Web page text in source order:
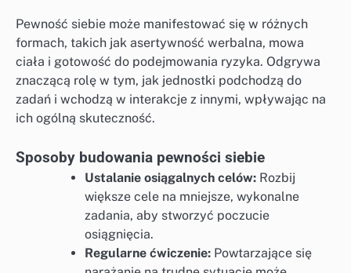
Pewność siebie może manifestować się w różnych
formach, takich jak asertywność werbalna, mowa
ciała i gotowość do podejmowania ryzyka. Odgrywa
znaczącą rolę w tym, jak jednostki podchodzą do
zadań i wchodzą w interakcje z innymi, wpływając na
ich ogólną skuteczność.
Sposoby budowania pewności siebie
Ustalanie osiągalnych celów: Rozbij
większe cele na mniejsze, wykonalne
zadania, aby stworzyć poczucie
osiągnięcia.
Regularne ćwiczenie: Powtarzające się